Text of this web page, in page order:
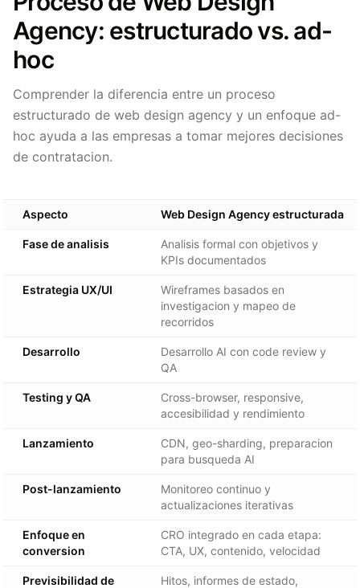
Agency: estructurado vs. ad-
hoc
Comprender la diferencia entre un proceso
estructurado de web design agency y un enfoque ad-
hoc ayuda a las empresas a tomar mejores decisiones
de contratacion.
Aspecto Web Design Agency estructurada
Fase de analisis
Analisis formal con objetivos y
KPIs documentados
Estrategia UX/UI
Wireframes basados en
investigacion y mapeo de
recorridos
Desarrollo
Desarrollo AI con code review y
QA
Testing y QA
Cross-browser, responsive,
accesibilidad y rendimiento
Lanzamiento
CDN, geo-sharding, preparacion
para busqueda AI
Post-lanzamiento
Monitoreo continuo y
actualizaciones iterativas
Enfoque en
conversion
CRO integrado en cada etapa:
CTA, UX, contenido, velocidad
Previsibilidad de
Hitos, informes de estado,